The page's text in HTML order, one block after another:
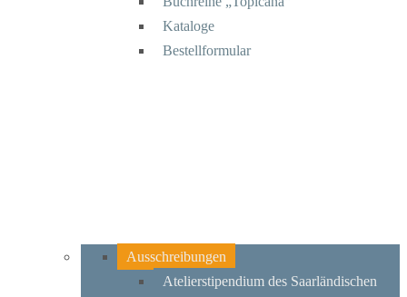
Kataloge
Bestellformular
Ausschreibungen
Atelierstipendium des Saarländischen